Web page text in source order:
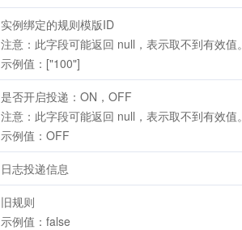
实例绑定的规则模版ID
注意：此字段可能返回 null，表示取不到有效值。
示例值：["100"]
是否开启投递：ON，OFF
注意：此字段可能返回 null，表示取不到有效值。
示例值：OFF
日志投递信息
旧规则
示例值：false